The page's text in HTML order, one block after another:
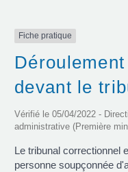
Fiche pratique
devant le
Vérifié le 05/04/2022 -
administrative (Première
Le tribunal correctionnel
personne soupçonnée